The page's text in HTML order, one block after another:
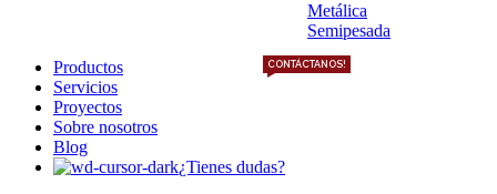
Metálica
Semipesada
Productos
Servicios
Proyectos
Sobre nosotros
Blog
¿Tienes dudas?
CONTÁCTANOS!